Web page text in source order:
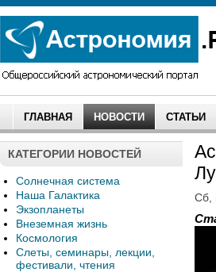
ГЛАВНАЯ НОВОСТИ СТАТЬИ
КАТЕГОРИИ НОВОСТЕЙ
Солнечная система
Наша Галактика
Экзопланеты
Внеземная жизнь
Космология
Слеты, семинары, лекции,
фестивали, чтения
Сб,